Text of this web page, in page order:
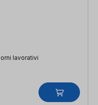
lavorativi